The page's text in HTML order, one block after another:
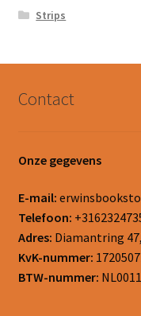
Strips
Contact
Onze gegevens
E-mail:
Telefoon:
Adres: Diamantring
KvK-nummer:
BTW-nummer: